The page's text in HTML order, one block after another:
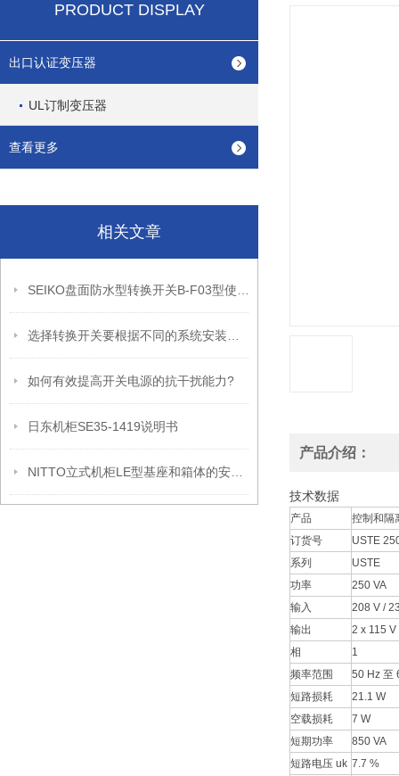
PRODUCT DISPLAY
出口认证变压器
UL订制变压器
查看更多
相关文章
如何有效提高开关电源的抗干扰能力?
日东机柜SE35-1419说明书
产品介绍：
技术数据
产品
控制和隔
订货号
USTE
系列
USTE
功率
250 VA
输入
208 V /
输出
2 x 115 V
相
1
频率范围
50 Hz 至
短路损耗
21.1 W
空载损耗
7 W
短期功率
850 VA
短路电压 uk 7.7 %